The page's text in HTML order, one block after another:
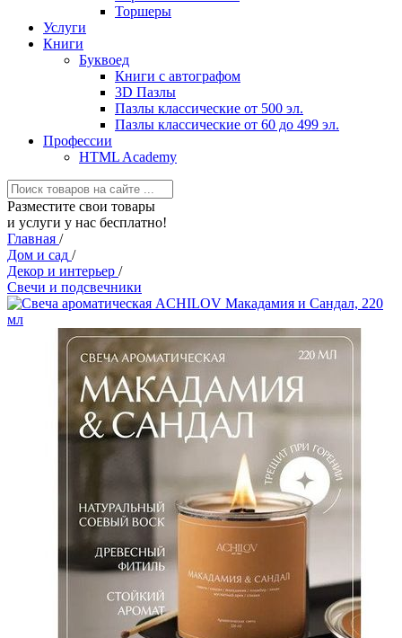
Торшеры
Услуги
Книги
Буквоед
Книги с автографом
3D Пазлы
Пазлы классические от 500 эл.
Пазлы классические от 60 до 499 эл.
Профессии
HTML Academy
Разместите свои товары
и услуги у нас бесплатно!
Главная /
Дом и сад /
Декор и интерьер /
Свечи и подсвечники